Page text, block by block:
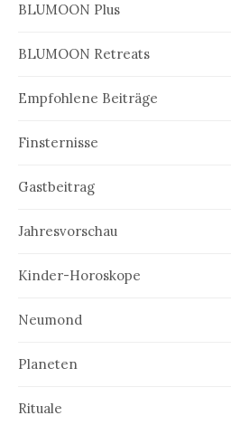
BLUMOON Plus
BLUMOON Retreats
Empfohlene Beiträge
Finsternisse
Gastbeitrag
Jahresvorschau
Kinder-Horoskope
Neumond
Planeten
Rituale